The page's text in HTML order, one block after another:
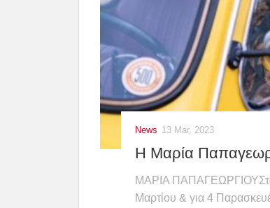
News 13 Mar, 2023
Η Μαρία
ΜΑΡΙΑ
Μαρτίου & για 4